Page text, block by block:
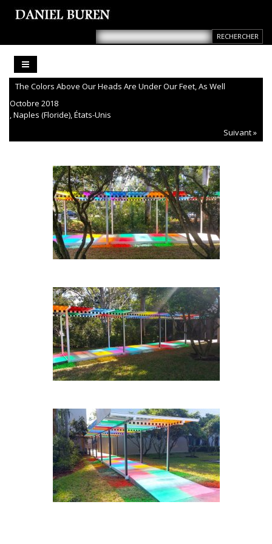
The Colors Above Our Heads Are Under Our Feet, As Well
Octobre 2018
, Naples (Floride), États-Unis
Suivant »